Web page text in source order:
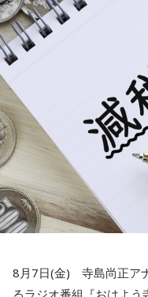
寺内：今も神社さんが
不動産が！
三輪田：都内の神社さ
います。
小林：あとエレベーター
寺内：こちらの社務所
小林：神社でエレベー
寺内：初めてだよ！
水谷「そうですね。デザ
たりとかね」
一蔵
「そう。「これAI
ている町内会もたくさ
会もあるんだよと。若
いいんだって。周りが
所の人と集まってお話
ます。町内会文化はな
ら、こういう町内会に
きますから」
水谷（笑）
んが「私がやろうか」と」
水谷
一蔵
「これは素晴らし
結構大きな町内会があ
すけど、やっぱ町内会
で、どんどん小さくな
なるかっていうと、当
がなくなっていくわけで
集めてやってるわけじゃ
8月7日(金) 寺島尚正ア
るラジオ番組『おはよ